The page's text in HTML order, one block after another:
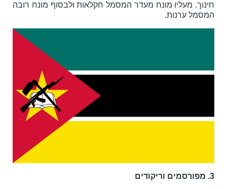
חינוך. מעליו מונח מעדר המסמל חקלאות ולבסוף מונח רובה
המסמל ערנות.
3. מפורסמים וריקודים